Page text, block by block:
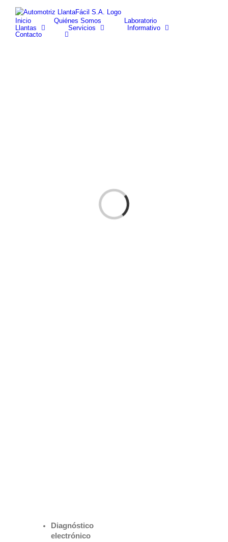
content
facebook
youtube
Inicio
Quiénes Somos
Laboratorio
Llantas
Servicios
Informativo
Contacto
Cargando...
Diagnóstico
electrónico